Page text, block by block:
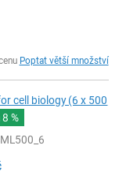
Poptat větší množství
cell biology (6 x 500
8 %